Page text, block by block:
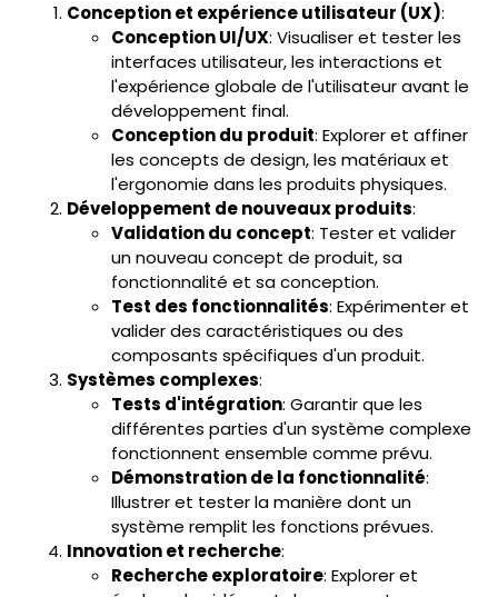
Conception et expérience utilisateur (UX):
Conception UI/UX: Visualiser et tester les
interfaces utilisateur, les interactions et
l'expérience globale de l'utilisateur avant le
développement final.
Conception du produit: Explorer et affiner
les concepts de design, les matériaux et
l'ergonomie dans les produits physiques.
Développement de nouveaux produits:
Validation du concept: Tester et valider
un nouveau concept de produit, sa
fonctionnalité et sa conception.
Test des fonctionnalités: Expérimenter et
valider des caractéristiques ou des
composants spécifiques d'un produit.
Systèmes complexes:
Tests d'intégration: Garantir que les
différentes parties d'un système complexe
fonctionnent ensemble comme prévu.
Démonstration de la fonctionnalité:
Illustrer et tester la manière dont un
système remplit les fonctions prévues.
Innovation et recherche:
Recherche exploratoire: Explorer et